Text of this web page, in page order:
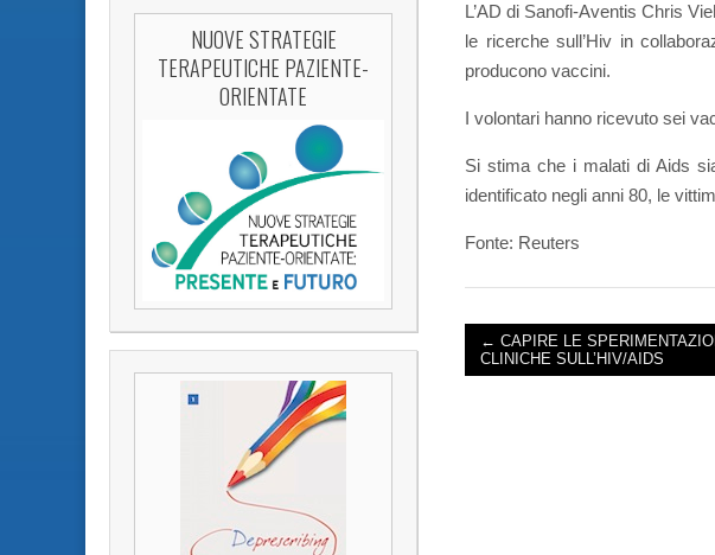
NUOVE STRATEGIE
TERAPEUTICHE PAZIENTE-
ORIENTATE
L’AD di Sanofi-Aventis Chris
le ricerche sull’Hiv in
producono vaccini.
I volontari hanno ricevuto sei
Si stima che i malati di Aids
identificato negli anni 80, le
Fonte: Reuters
POST NAVIGATION
← CAPIRE LE
CLINICHE SULL’HIV/AIDS